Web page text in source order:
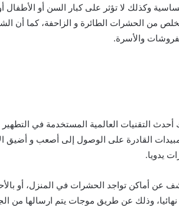
وكذلك لا تؤثر على كبار السن أو الأطفال
من الحشرات الطائرة و الزاحفة، كما أن
والأسرة.
أحدث التقنيات العالمية المستخدمة في التطهير
القادرة على الوصول إلى أصعب و أضيق
يدويا.
أماكن تواجد الحشرات في المنزل، أو
نهائيا، وذلك عن طريق موجات يتم ارسالها من